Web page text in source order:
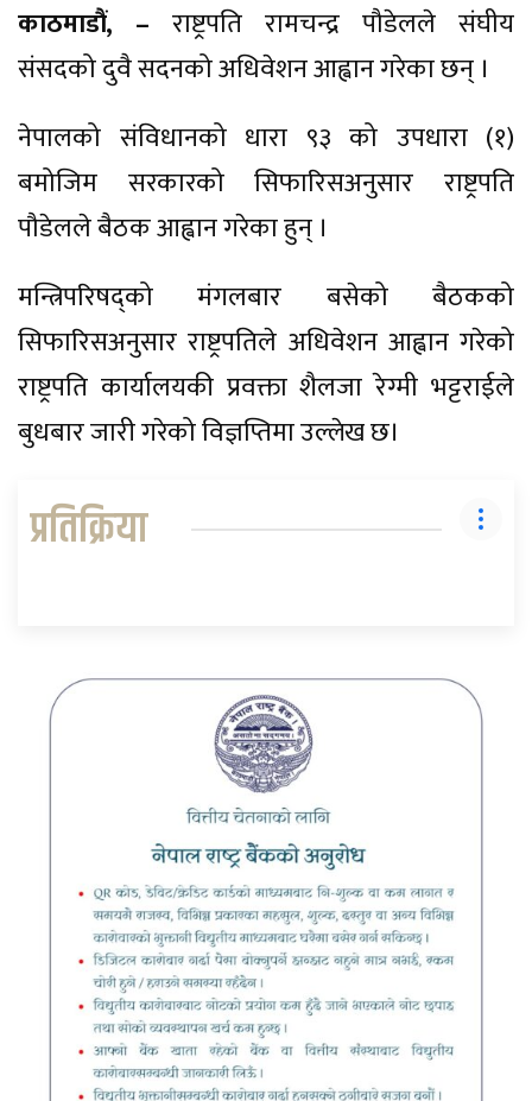
काठमाडौं, – राष्ट्रपति रामचन्द्र पौडेलले संघीय
संसदको दुवै सदनको अधिवेशन आह्वान गरेका छन् ।
नेपालको संविधानको धारा ९३ को उपधारा (१)
बमोजिम सरकारको सिफारिसअनुसार राष्ट्रपति
पौडेलले बैठक आह्वान गरेका हुन् ।
मन्त्रिपरिषद्को मंगलबार बसेको बैठकको
सिफारिसअनुसार राष्ट्रपतिले अधिवेशन आह्वान गरेको
राष्ट्रपति कार्यालयकी प्रवक्ता शैलजा रेग्मी भट्टराईले
बुधबार जारी गरेको विज्ञप्तिमा उल्लेख छ।
प्रतिक्रिया